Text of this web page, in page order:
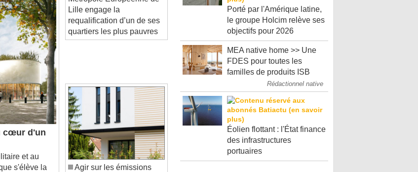
cœur d'un
et au
s'élève la
18 du Grand
requalification d’un de ses
quartiers les plus pauvres
Agir sur les émissions
carbone et la rénovation
Porté par l'Amérique latine,
le groupe Holcim relève ses
objectifs pour 2026
MEA native home >> Une
FDES pour toutes les
familles de produits ISB
Rédactionnel native
Éolien flottant : l'État finance
des infrastructures
portuaires